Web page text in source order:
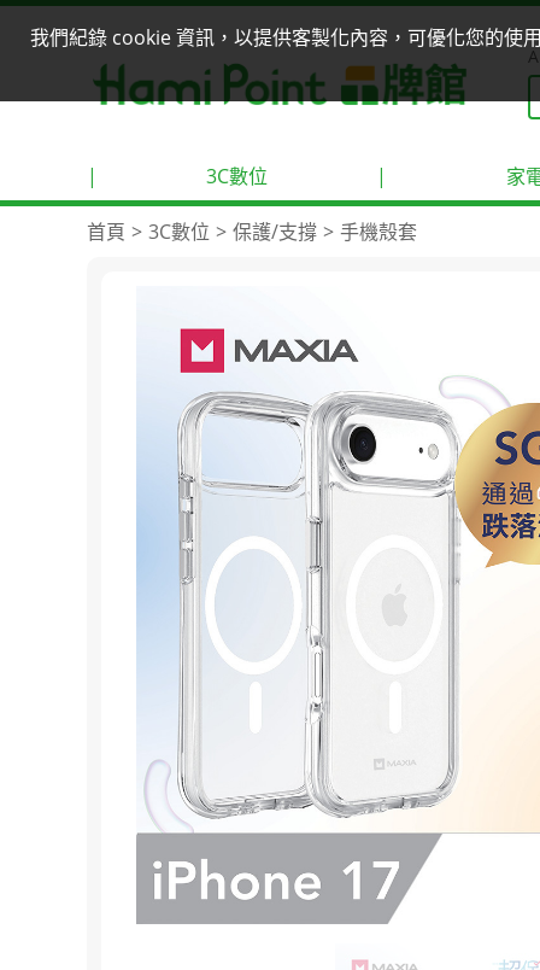
我們紀錄 cookie 資訊，以提供客製化內容，可優化您的使
| 3C數位 | 家
首頁 3C數位 保護/支撐 手機殼套